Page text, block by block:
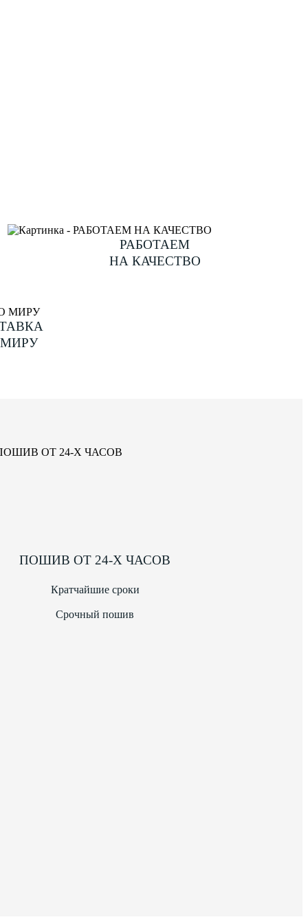
РАБОТАЕМ
НА КАЧЕСТВО
ПОШИВ ОТ 24-Х ЧАСОВ
Кратчайшие сроки
Срочный пошив